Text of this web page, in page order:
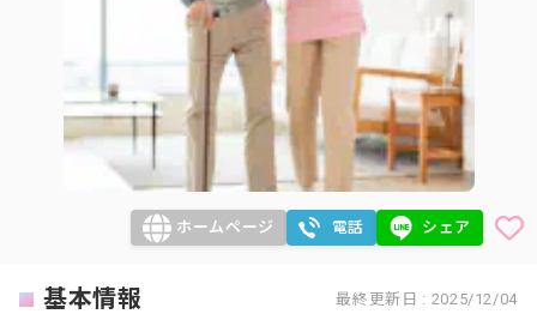
ホームページ 電話 シェア
基本情報 最終更新日 : 2025/12/04